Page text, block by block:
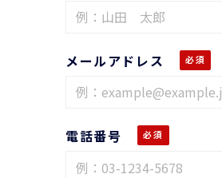
メールアドレス
電話番号